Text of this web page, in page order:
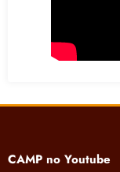
CAMP no Youtube